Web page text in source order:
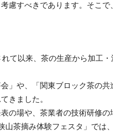
慮すべきであります。そこ
て以来、茶の生産から加工
」や、「関東ブロック茶の
きました。
の場や、茶業者の技術研修の
山茶摘み体験フェスタ」で